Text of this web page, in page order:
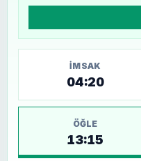
İMSAK
04:20
ÖĞLE
13:15